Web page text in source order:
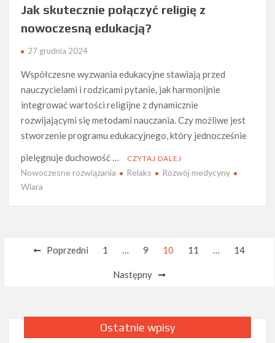
Jak skutecznie połączyć religię z
nowoczesną edukacją?
27 grudnia 2024
Współczesne wyzwania edukacyjne stawiają przed
nauczycielami i rodzicami pytanie, jak harmonijnie
integrować wartości religijne z dynamicznie
rozwijającymi się metodami nauczania. Czy możliwe jest
stworzenie programu edukacyjnego, który jednocześnie
pielęgnuje duchowość …
CZYTAJ DALEJ
Nowoczesne rozwiązania Relaks
Rozwój medycyny
Wiara
Nawigacja
Poprzedni 1 … 9 10 11 … 14
Następny
Ostatnie wpisy